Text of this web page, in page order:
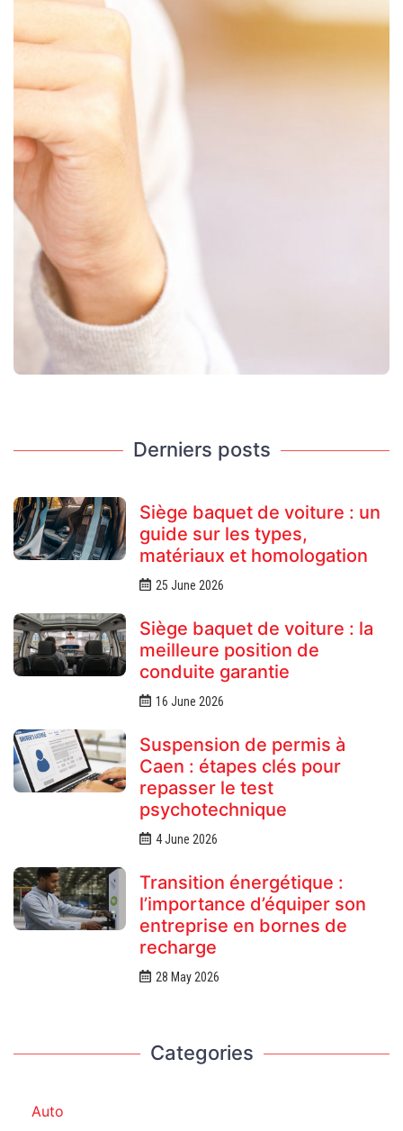
Derniers posts
Siège baquet de voiture : un
guide sur les types,
matériaux et homologation
25 June 2026
Siège baquet de voiture : la
meilleure position de
conduite garantie
16 June 2026
Suspension de permis à
Caen : étapes clés pour
repasser le test
psychotechnique
4 June 2026
Transition énergétique :
l’importance d’équiper son
entreprise en bornes de
recharge
28 May 2026
Categories
Auto